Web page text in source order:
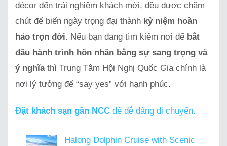
décor đến trải nghiệm khách mời, đều được chăm
chút để biến ngày trọng đại thành kỷ niệm hoàn
hảo trọn đời. Nếu bạn đang tìm kiếm nơi để bắt
đầu hành trình hôn nhân bằng sự sang trọng và
ý nghĩathì Trung Tâm Hội Nghị Quốc Gia chính là
nơi lý tưởng để “say yes” với hạnh phúc.
Đặt khách sạn gần NCC để dễ dàng di chuyển.
Halong Dolphin Cruise with Scenic